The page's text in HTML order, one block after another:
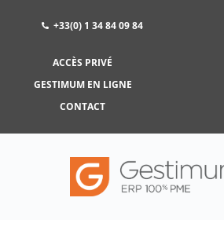
ACCÈS PRIVÉ
GESTIMUM EN LIGNE
CONTACT
+33(0) 1 34 84 09 84